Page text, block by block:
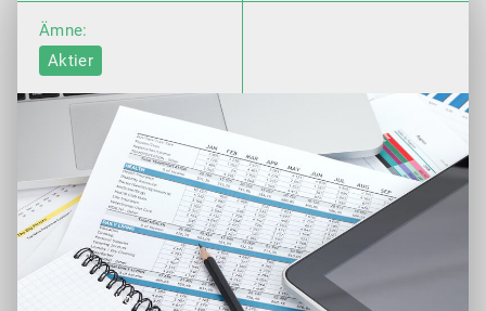
Ämne:
Aktier
Foto: Colourbox.